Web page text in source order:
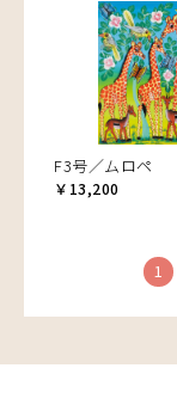
F3号／ムロペ
￥13,200
1